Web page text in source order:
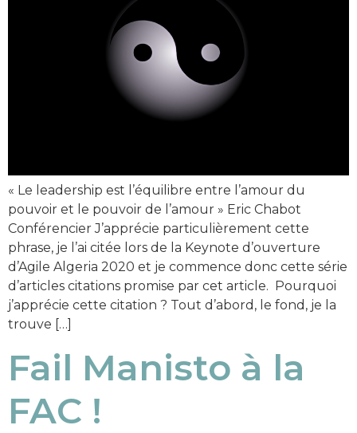
« Le leadership est l’équilibre entre l’amour du
pouvoir et le pouvoir de l’amour » Eric Chabot
Conférencier J’apprécie particulièrement cette
phrase, je l’ai citée lors de la Keynote d’ouverture
d’Agile Algeria 2020 et je commence donc cette série
d’articles citations promise par cet article. Pourquoi
j’apprécie cette citation ? Tout d’abord, le fond, je la
trouve […]
Fail Manisto à la
FAC !